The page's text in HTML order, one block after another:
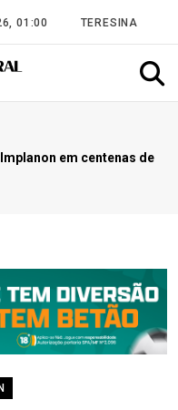
01:00 TERESINA
em centenas de